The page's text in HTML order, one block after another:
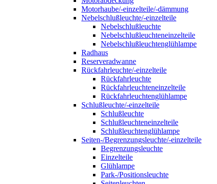
Motorhaube/-einzelteile/-dämmung
Nebelschlußleuchte/-einzelteile
Nebelschlußleuchte
Nebelschlußleuchteneinzelteile
Nebelschlußleuchtenglühlampe
Radhaus
Reserveradwanne
Rückfahrleuchte/-einzelteile
Rückfahrleuchte
Rückfahrleuchteneinzelteile
Rückfahrleuchtenglühlampe
Schlußleuchte/-einzelteile
Schlußleuchte
Schlußleuchteneinzelteile
Schlußleuchtenglühlampe
Seiten-/Begrenzungsleuchte/-einzelteile
Begrenzungsleuchte
Einzelteile
Glühlampe
Park-/Positionsleuchte